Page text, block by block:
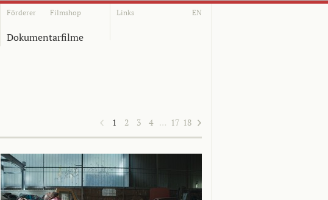
Förderer Filmshop Links EN
Dokumentarfilme
1 2 3 4 … 17 18